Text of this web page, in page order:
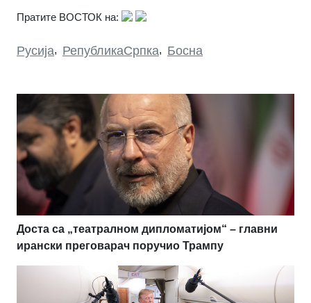
Пратите ВОСТОК на:
Русија, РепубликаСрпка, Босна
Доста са „театралном дипломатијом“ – главни
ирански преговарач поручио Трампу